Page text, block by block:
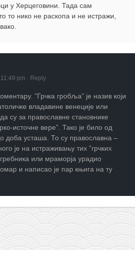
у Херцеговини. Тада сам
то нико не раскопа и не истражи,
pm · Reply
”Грчка гробља” је назив који
владавине венеције или
су за православне становнике
источне вере”. Тако је било од
доба усташа. То су православна –
је на истраживању тих ”грчких
или мраморја урадио
и написао је пар књига на ту